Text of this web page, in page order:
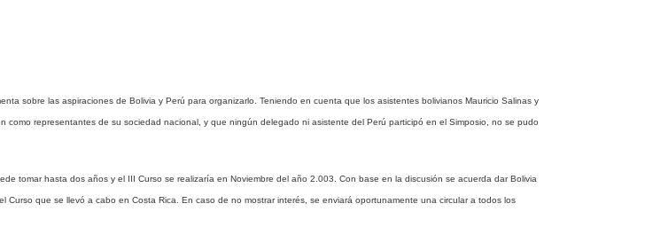
sobre las aspiraciones de Bolivia y Perú para organizarlo. Teniendo en cuenta que los asistentes bolivianos Mauricio Salinas y
representantes de su sociedad nacional, y que ningún delegado ni asistente del Perú participó en el Simposio, no se pudo
tomar hasta dos años y el III Curso se realizaría en Noviembre del año 2.003. Con base en la discusión se acuerda dar Bolivia
que se llevó a cabo en Costa Rica. En caso de no mostrar interés, se enviará oportunamente una circular a todos los